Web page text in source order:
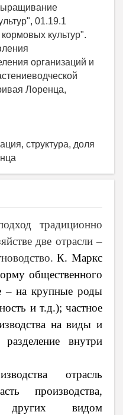
01.19.1
культур".
организаций и
Лоренца,
структура, доля
традиционно
две отрасли –
К. Маркс
общественного
– на крупные роды
и т.д.); частное
на виды и
внутри
отрасль
производства,
других видом